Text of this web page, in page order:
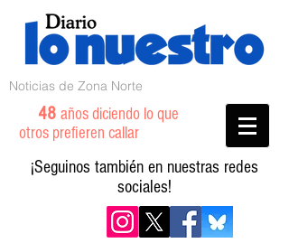
Noticias de Zona Norte
48 años diciendo lo que
otros prefieren callar
¡Seguinos también en nuestras redes
sociales!